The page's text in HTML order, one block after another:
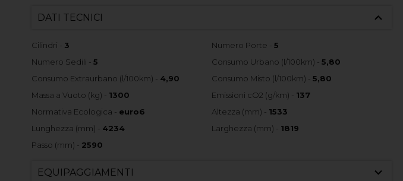
DATI TECNICI
Cilindri - 3 Numero Porte - 5
Numero Sedili - 5 Consumo Urbano (l/100km) - 5,80
Consumo Extraurbano (l/100km) - 4,90 Consumo Misto (l/100km) - 5,80
Massa a Vuoto (kg) - 1300 Emissioni cO2 (g/km) - 137
Normativa Ecologica - euro6 Altezza (mm) - 1533
Lunghezza (mm) - 4234 Larghezza (mm) - 1819
Passo (mm) - 2590
EQUIPAGGIAMENTI